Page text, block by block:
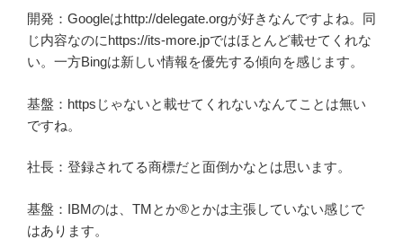
開発：Googleはhttp://delegate.orgが好きなんですよね。同
じ内容なのにhttps://its-more.jpではほとんど載せてくれな
い。一方Bingは新しい情報を優先する傾向を感じます。
基盤：httpsじゃないと載せてくれないなんてことは無い
ですね。
社長：登録されてる商標だと面倒かなとは思います。
基盤：IBMのは、TMとか®とかは主張していない感じで
はあります。